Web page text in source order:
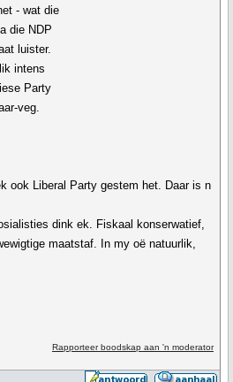
- wat die
die NDP
luister.
intens
Party
veg.
ook Liberal Party gestem het. Daar is n
dink ek. Fiskaal konserwatief,
maatstaf. In my oë natuurlik,
Rapporteer boodskap aan 'n moderator